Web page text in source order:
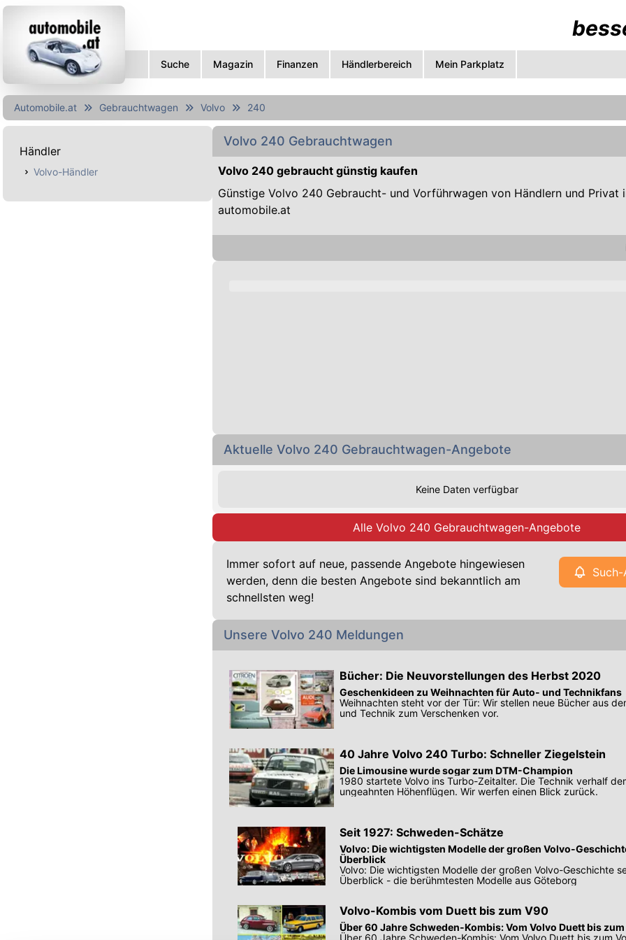
Suche Magazin Finanzen Händlerbereich Mein Parkplatz
Automobile.at Gebrauchtwagen Volvo 240
Volvo 240 Gebrauchtwagen
Volvo 240 gebraucht günstig kaufen
Günstige Volvo 240 Gebraucht- und Vorführwagen von Händlern und Privat
automobile.at
Aktuelle Volvo 240 Gebrauchtwagen-Angebote
Keine Daten verfügbar
Alle Volvo 240 Gebrauchtwagen-Angebote
Immer sofort auf neue, passende Angebote hingewiesen
werden, denn die besten Angebote sind bekanntlich am
schnellsten weg!
Unsere Volvo 240 Meldungen
Bücher: Die Neuvorstellungen des Herbst 2020
Geschenkideen zu Weihnachten für Auto- und Technikfans
Weihnachten steht vor der Tür: Wir stellen neue Bücher aus
und Technik zum Verschenken vor.
40 Jahre Volvo 240 Turbo: Schneller Ziegelstein
Die Limousine wurde sogar zum DTM-Champion
1980 startete Volvo ins Turbo-Zeitalter. Die Technik verhalf
ungeahnten Höhenflügen. Wir werfen einen Blick zurück.
Seit 1927: Schweden-Schätze
Volvo: Die wichtigsten Modelle der großen Volvo-
Überblick
Volvo: Die wichtigsten Modelle der großen Volvo-Geschichte
Überblick - die berühmtesten Modelle aus Göteborg
Volvo-Kombis vom Duett bis zum V90
Über 60 Jahre Schweden-Kombis: Vom Volvo Duett bis
Händler
Volvo-Händler